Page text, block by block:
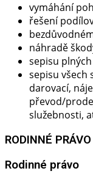
vymáhání
řešení
náhradě
sepisu
sepisu všech
darovací,
převod/
služebnosti,
RODINNÉ PRÁVO
Rodinné právo​